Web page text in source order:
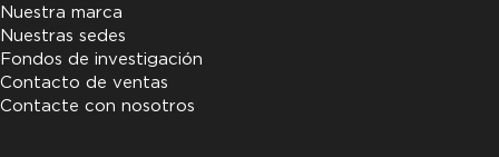
Nuestra marca
Nuestras sedes
Fondos de investigación
Contacto de ventas
Contacte con nosotros